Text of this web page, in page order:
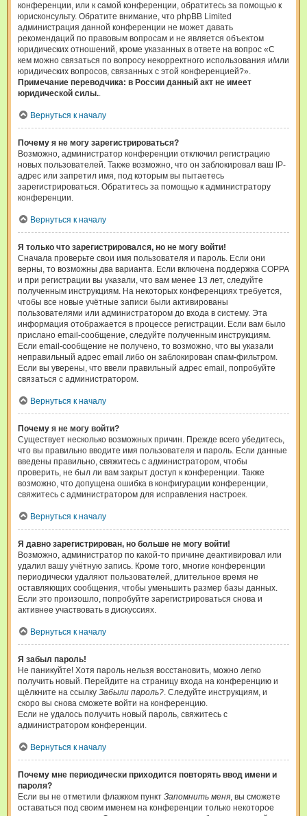
конференции, или к самой конференции, обратитесь за помощью к
юрисконсульту. Обратите внимание, что phpBB Limited
администрация данной конференции не может давать
рекомендаций по правовым вопросам и не является объектом
юридических отношений, кроме указанных в ответе на вопрос «С
кем можно связаться по вопросу некорректного использования и/или
юридических вопросов, связанных с этой конференцией?».
Примечание переводчика: в России данный акт не имеет
юридической силы..
Вернуться к началу
Почему я не могу зарегистрироваться?
Возможно, администратор конференции отключил регистрацию
новых пользователей. Также возможно, что он заблокировал ваш IP-
адрес или запретил имя, под которым вы пытаетесь
зарегистрироваться. Обратитесь за помощью к администратору
конференции.
Вернуться к началу
Я только что зарегистрировался, но не могу войти!
Сначала проверьте свои имя пользователя и пароль. Если они
верны, то возможны два варианта. Если включена поддержка COPPA
и при регистрации вы указали, что вам менее 13 лет, следуйте
полученным инструкциям. На некоторых конференциях требуется,
чтобы все новые учётные записи были активированы
пользователями или администратором до входа в систему. Эта
информация отображается в процессе регистрации. Если вам было
прислано email-сообщение, следуйте полученным инструкциям.
Если email-сообщение не получено, то возможно, что вы указали
неправильный адрес email либо он заблокирован спам-фильтром.
Если вы уверены, что ввели правильный адрес email, попробуйте
связаться с администратором.
Вернуться к началу
Почему я не могу войти?
Существует несколько возможных причин. Прежде всего убедитесь,
что вы правильно вводите имя пользователя и пароль. Если данные
введены правильно, свяжитесь с администратором, чтобы
проверить, не был ли вам закрыт доступ к конференции. Также
возможно, что допущена ошибка в конфигурации конференции,
свяжитесь с администратором для исправления настроек.
Вернуться к началу
Я давно зарегистрирован, но больше не могу войти!
Возможно, администратор по какой-то причине деактивировал или
удалил вашу учётную запись. Кроме того, многие конференции
периодически удаляют пользователей, длительное время не
оставляющих сообщения, чтобы уменьшить размер базы данных.
Если это произошло, попробуйте зарегистрироваться снова и
активнее участвовать в дискуссиях.
Вернуться к началу
Я забыл пароль!
Не паникуйте! Хотя пароль нельзя восстановить, можно легко
получить новый. Перейдите на страницу входа на конференцию и
щёлкните на ссылку Забыли пароль?. Следуйте инструкциям, и
скоро вы снова сможете войти на конференцию.
Если не удалось получить новый пароль, свяжитесь с
администратором конференции.
Вернуться к началу
Почему мне периодически приходится повторять ввод имени и
пароля?
Если вы не отметили флажком пункт Запомнить меня, вы сможете
оставаться под своим именем на конференции только некоторое